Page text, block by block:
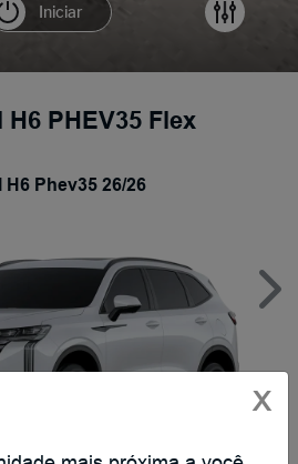
PHEV35 Flex
H6 Phev35 26/26
X